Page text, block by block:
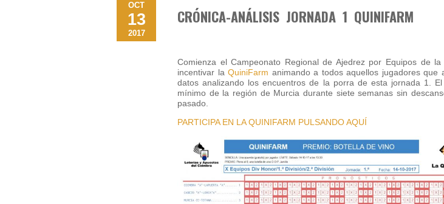
OCT
13
2017
CRÓNICA-ANÁLISIS JORNADA 1 QUINIFARM
Comienza el Campeonato Regional de Ajedrez por Equipos de
incentivar laQuiniFarm animando a todos aquellos jugadores
datos analizando los encuentros de la porra de esta jornada 1.
mínimo de la región de Murcia durante siete semanas sin
pasado.
PARTICIPA EN LA QUINIFARM PULSANDO AQUÍ